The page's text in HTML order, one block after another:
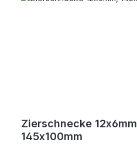
Zierschnecke 12x6mm,
145x100mm